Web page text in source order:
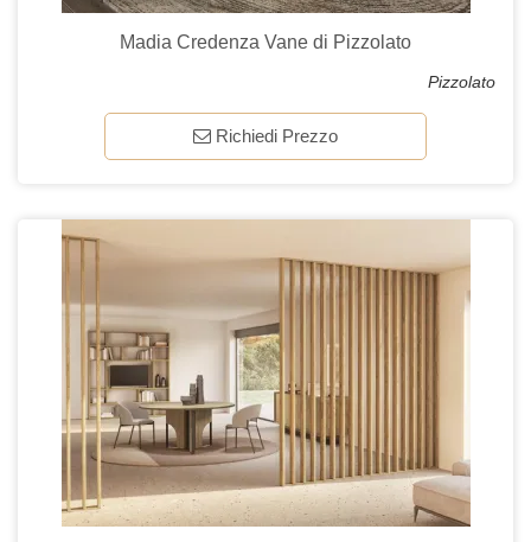
Madia Credenza Vane di Pizzolato
Pizzolato
Richiedi Prezzo